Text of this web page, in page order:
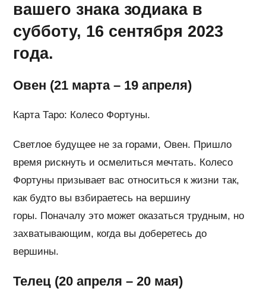
вашего знака зодиака в
субботу, 16 сентября 2023
года.
Овен (21 марта – 19 апреля)
Карта Таро: Колесо Фортуны.
Светлое будущее не за горами, Овен. Пришло
время рискнуть и осмелиться мечтать. Колесо
Фортуны призывает вас относиться к жизни так,
как будто вы взбираетесь на вершину
горы. Поначалу это может оказаться трудным, но
захватывающим, когда вы доберетесь до
вершины.
Телец (20 апреля – 20 мая)